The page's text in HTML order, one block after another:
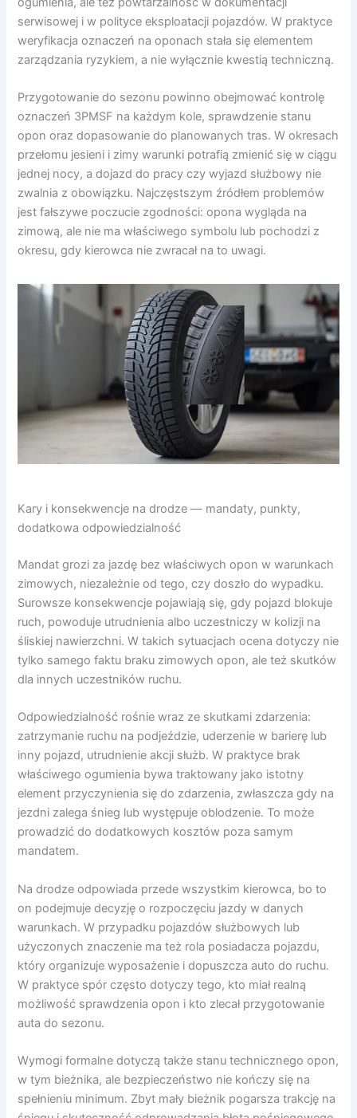
serwisowej i w polityce eksploatacji pojazdów. W praktyce
weryfikacja oznaczeń na oponach stała się elementem
zarządzania ryzykiem, a nie wyłącznie kwestią techniczną.
Przygotowanie do sezonu powinno obejmować kontrolę
oznaczeń 3PMSF na każdym kole, sprawdzenie stanu
opon oraz dopasowanie do planowanych tras. W okresach
przełomu jesieni i zimy warunki potrafią zmienić się w ciągu
jednej nocy, a dojazd do pracy czy wyjazd służbowy nie
zwalnia z obowiązku. Najczęstszym źródłem problemów
jest fałszywe poczucie zgodności: opona wygląda na
zimową, ale nie ma właściwego symbolu lub pochodzi z
okresu, gdy kierowca nie zwracał na to uwagi.
Kary i konsekwencje na drodze — mandaty, punkty,
dodatkowa odpowiedzialność
Mandat grozi za jazdę bez właściwych opon w warunkach
zimowych, niezależnie od tego, czy doszło do wypadku.
Surowsze konsekwencje pojawiają się, gdy pojazd blokuje
ruch, powoduje utrudnienia albo uczestniczy w kolizji na
śliskiej nawierzchni. W takich sytuacjach ocena dotyczy nie
tylko samego faktu braku zimowych opon, ale też skutków
dla innych uczestników ruchu.
Odpowiedzialność rośnie wraz ze skutkami zdarzenia:
zatrzymanie ruchu na podjeździe, uderzenie w barierę lub
inny pojazd, utrudnienie akcji służb. W praktyce brak
właściwego ogumienia bywa traktowany jako istotny
element przyczynienia się do zdarzenia, zwłaszcza gdy na
jezdni zalega śnieg lub występuje oblodzenie. To może
prowadzić do dodatkowych kosztów poza samym
mandatem.
Na drodze odpowiada przede wszystkim kierowca, bo to
on podejmuje decyzję o rozpoczęciu jazdy w danych
warunkach. W przypadku pojazdów służbowych lub
użyczonych znaczenie ma też rola posiadacza pojazdu,
który organizuje wyposażenie i dopuszcza auto do ruchu.
W praktyce spór często dotyczy tego, kto miał realną
możliwość sprawdzenia opon i kto zlecał przygotowanie
auta do sezonu.
Wymogi formalne dotyczą także stanu technicznego opon,
w tym bieżnika, ale bezpieczeństwo nie kończy się na
spełnieniu minimum. Zbyt mały bieżnik pogarsza trakcję na